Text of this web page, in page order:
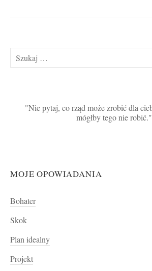
Szukaj:
Nie pytaj, co rząd może zrobić dla
mógłby tego nie robić.
MOJE OPOWIADANIA
Bohater
Skok
Plan idealny
Projekt